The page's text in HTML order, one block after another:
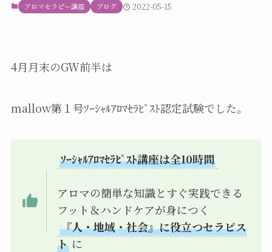
アロマセラピー講座 ブログ 2022-05-15
4月月末のGW前半は
mallow第１号ｿｰｼｬﾙｱﾛﾏｾﾗﾋﾟｽﾄ認定試験でした。
ｿｰｼｬﾙｱﾛﾏｾﾗﾋﾟｽﾄ講座は全10時間
アロマの簡単な知識とすぐ実践できる
フット＆ハンドケアが身につく
『人・地域・社会』に役立つセラピス
ト に